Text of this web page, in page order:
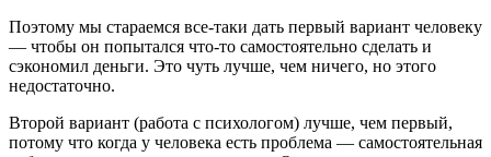
Поэтому мы стараемся все-таки дать первый вариант человеку
— чтобы он попытался что-то самостоятельно сделать и
сэкономил деньги. Это чуть лучше, чем ничего, но этого
недостаточно.
Второй вариант (работа с психологом) лучше, чем первый,
потому что когда у человека есть проблема — самостоятельная